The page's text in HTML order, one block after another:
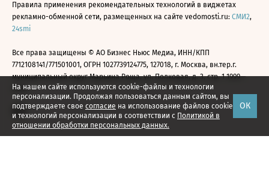
На нашем сайте используются cookie-файлы и технологии
персонализации. Продолжая пользоваться данным сайтом, вы
подтверждаете свое согласие на использование файлов cookie
и технологий персонализации в соответствии с Политикой в
отношении обработки персональных данных.
ОК
Правила применения рекомендательных технологий в виджетах
рекламно-обменной сети, размещенных на сайте vedomosti.ru: СМИ2,
24smi
Все права защищены © АО Бизнес Ньюс Медиа, ИНН/КПП
7712108141/771501001, ОГРН 1027739124775, 127018, г. Москва, вн.тер.г.
муниципальный округ Марьина Роща, ул. Полковая, д. 3, стр. 1 1999—
2026